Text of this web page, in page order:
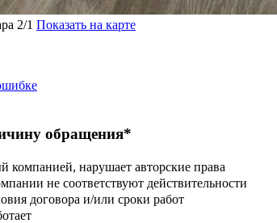
2/1 Показать на карте
обращения*
компанией, нарушает авторские права
не соответствуют действительности
договора и/или сроки работ